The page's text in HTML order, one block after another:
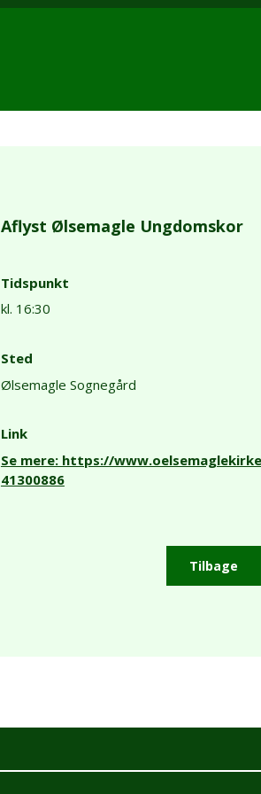
Aflyst Ølsemagle Ungdomskor
Tidspunkt
kl. 16:30
Sted
Ølsemagle Sognegård
Link
Se mere: https://
41300886
Tilbage